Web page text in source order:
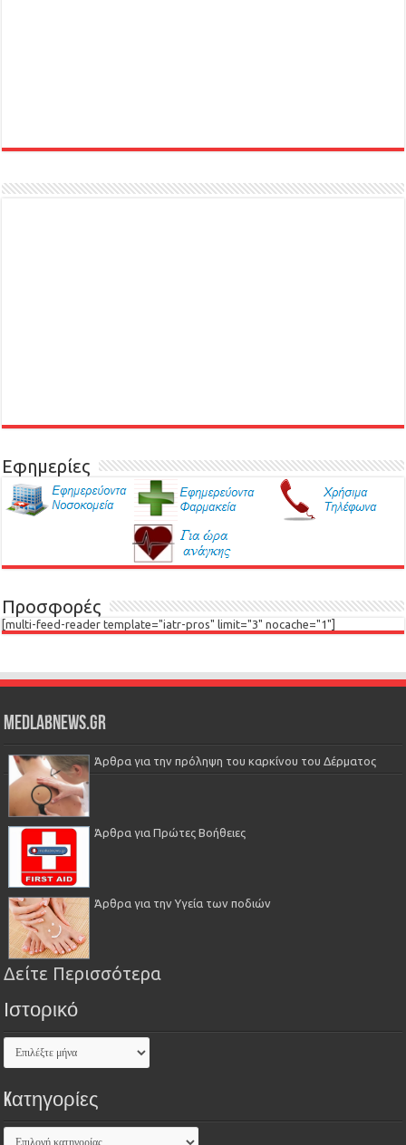
Εφημερίες
Προσφορές
[multi-feed-reader template="iatr-pros" limit="3" nocache="1"]
Medlabnews.gr
Άρθρα για την πρόληψη του καρκίνου του Δέρματος
Άρθρα για Πρώτες Βοήθειες
Άρθρα για την Υγεία των ποδιών
Δείτε Περισσότερα
Ιστορικό
Kατηγορίες